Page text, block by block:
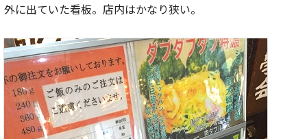
外に出ていた看板。店内はかなり狭い。